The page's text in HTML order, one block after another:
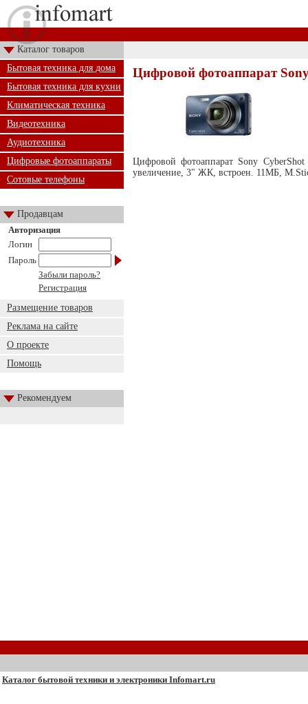
Каталог товаров
Бытовая техника для дома
Бытовая техника для кухни
Климатическая техника
Видеотехника
Аудиотехника
Цифровые фотоаппараты
Сотовые телефоны
Продавцам
Авторизация
Логин
Пароль
Забыли пароль?
Регистрация
Размещение товаров
Реклама на сайте
О проекте
Помощь
Рекомендуем
Цифровой фотоаппарат
Цифровой фотоаппарат Sony
увеличение, 3" ЖК, встроен. 11МБ,
Каталог бытовой техники и электроники Infomart.ru